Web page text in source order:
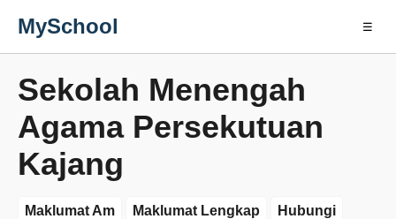
MySchool ☰
Sekolah Menengah
Agama Persekutuan
Kajang
Maklumat Am Maklumat Lengkap Hubungi